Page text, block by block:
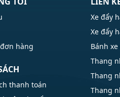
hàng
thanh toán
Xe đẩy
Xe đẩy
Bánh xe
Thang
Thang
Thang